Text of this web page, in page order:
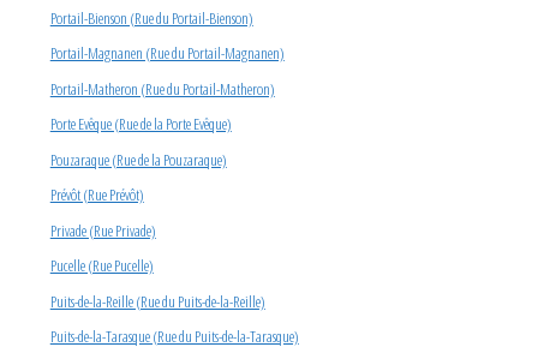
Portail-Bienson (Rue du Portail-Bienson)
Portail-Magnanen (Rue du Portail-Magnanen)
Portail-Matheron (Rue du Portail-Matheron)
Porte Evêque (Rue de la Porte Evêque)
Pouzaraque (Rue de la Pouzaraque)
Prévôt (Rue Prévôt)
Privade (Rue Privade)
Pucelle (Rue Pucelle)
Puits-de-la-Reille (Rue du Puits-de-la-Reille)
Puits-de-la-Tarasque (Rue du Puits-de-la-Tarasque)